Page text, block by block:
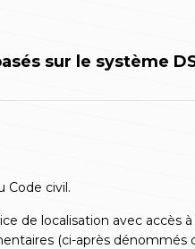
sur le système
Code civil.
de localisation avec accès
(ci-après dénommés